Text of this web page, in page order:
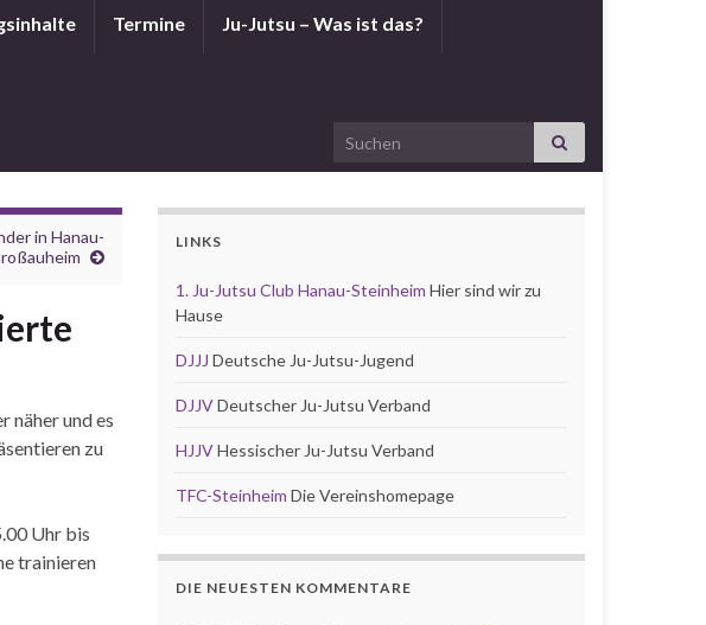
Termine Ju-Jutsu – Was ist das?
Search for:
in Hanau-
näher und es
zu
Uhr bis
trainieren
LINKS
1. Ju-Jutsu Club Hanau-Steinheim Hier sind wir zu
Hause
DJJJ Deutsche Ju-Jutsu-Jugend
DJJVDeutscher Ju-Jutsu Verband
HJJVHessischer Ju-Jutsu Verband
TFC-Steinheim Die Vereinshomepage
DIE NEUESTEN KOMMENTARE